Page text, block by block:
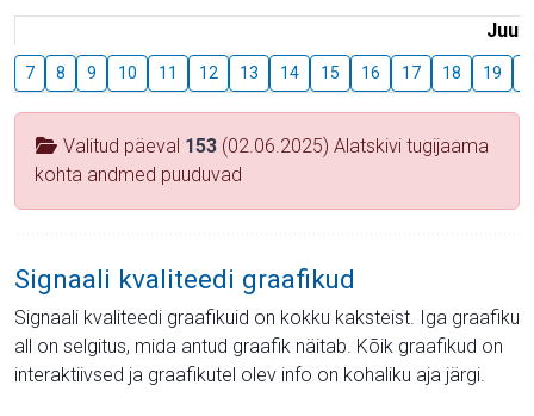
Juuli
7 8 9 10 11 12 13 14 15 16 17 18 19
Valitud päeval 153 (02.06.2025) Alatskivi tugijaama
kohta andmed puuduvad
Signaali kvaliteedi graafikud
Signaali kvaliteedi graafikuid on kokku kaksteist. Iga graafiku
all on selgitus, mida antud graafik näitab. Kõik graafikud on
interaktiivsed ja graafikutel olev info on kohaliku aja järgi.